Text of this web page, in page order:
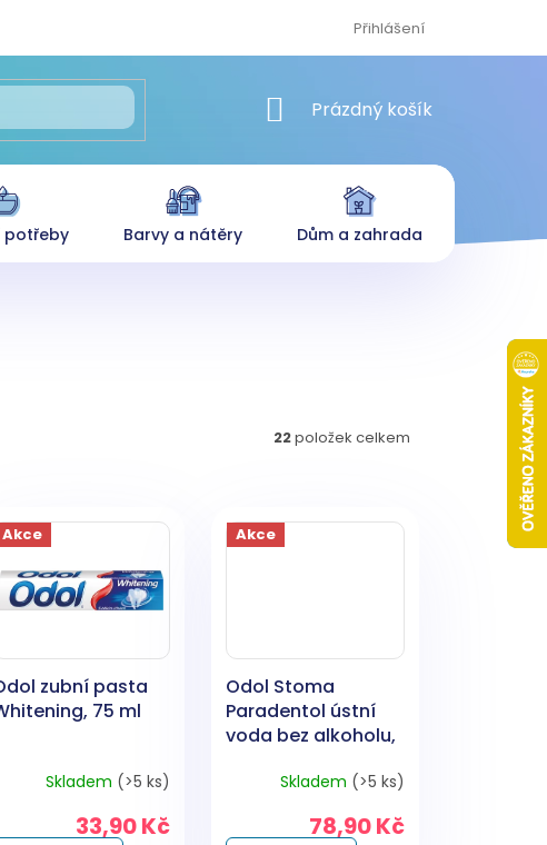
Přihlášení
NÁKUPNÍ KOŠÍK
Prázdný košík
potřeby Barvy a nátěry Dům a zahrada
22položek celkem
Akce
zubní pasta
75 ml
Skladem (>5 ks)
33,90 Kč
Akce
Odol Stoma
Paradentol ústní
voda bez alkoholu,
Skladem (>5 ks)
78,90 Kč